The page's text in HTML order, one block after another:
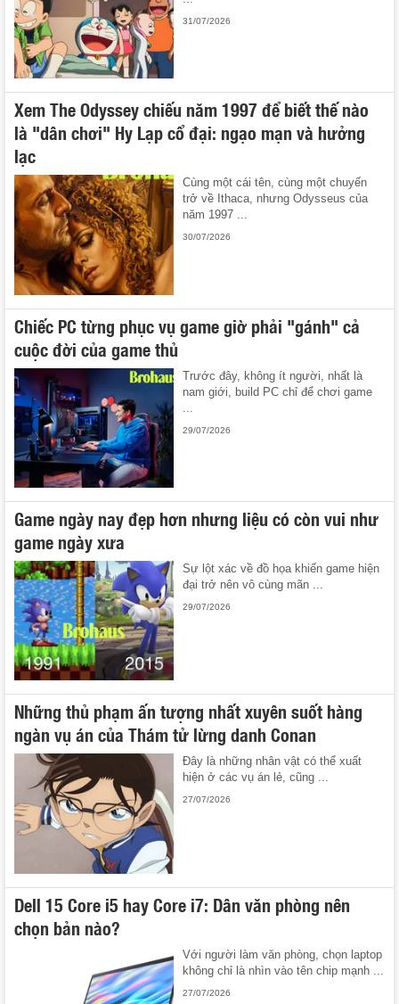
31/07/2026
Xem The Odyssey chiếu năm 1997 để biết thế nào
là "dân chơi" Hy Lạp cổ đại: ngạo mạn và hưởng
lạc
Cùng một cái tên, cùng một chuyến
trở về Ithaca, nhưng Odysseus của
năm 1997 ...
30/07/2026
Chiếc PC từng phục vụ game giờ phải "gánh" cả
cuộc đời của game thủ
Trước đây, không ít người, nhất là
nam giới, build PC chỉ để chơi game
29/07/2026
Game ngày nay đẹp hơn nhưng liệu có còn vui như
game ngày xưa
Sự lột xác về đồ họa khiến game hiện
đại trở nên vô cùng mãn ...
29/07/2026
Những thủ phạm ấn tượng nhất xuyên suốt hàng
ngàn vụ án của Thám tử lừng danh Conan
Đây là những nhân vật có thể xuất
hiện ở các vụ án lẻ, cũng ...
27/07/2026
Dell 15 Core i5 hay Core i7: Dân văn phòng nên
chọn bản nào?
Với người làm văn phòng, chọn laptop
không chỉ là nhìn vào tên chip mạnh ...
27/07/2026